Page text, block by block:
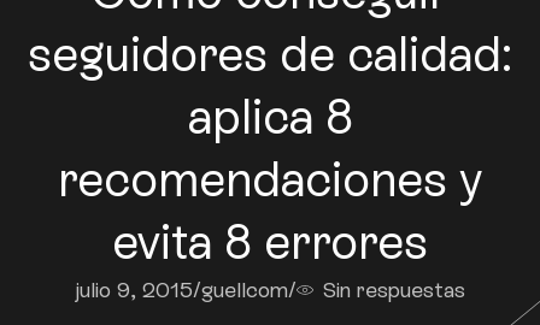
seguidores de calidad:
aplica 8
recomendaciones y
evita 8 errores
julio 9, 2015/guellcom/ Sin respuestas